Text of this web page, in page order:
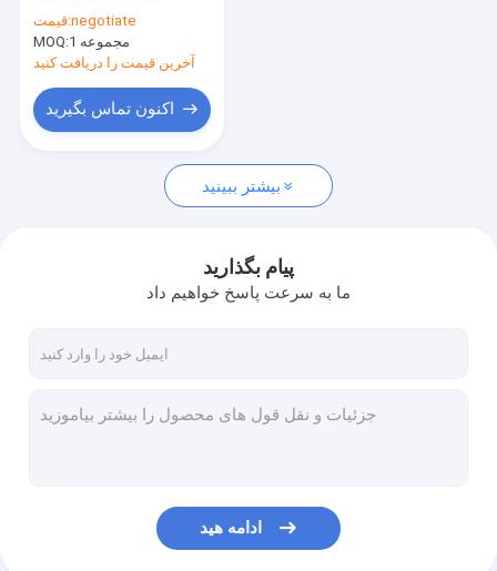
قیمت:negotiate
MOQ:
1 مجموعه
آخرین قیمت را دریافت کنید
اکنون تماس بگیرید
بیشتر ببینید
پیام بگذارید
ما به سرعت پاسخ خواهیم داد
ادامه هید